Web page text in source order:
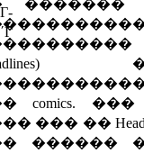
�������
comics. ���
��� ��
������